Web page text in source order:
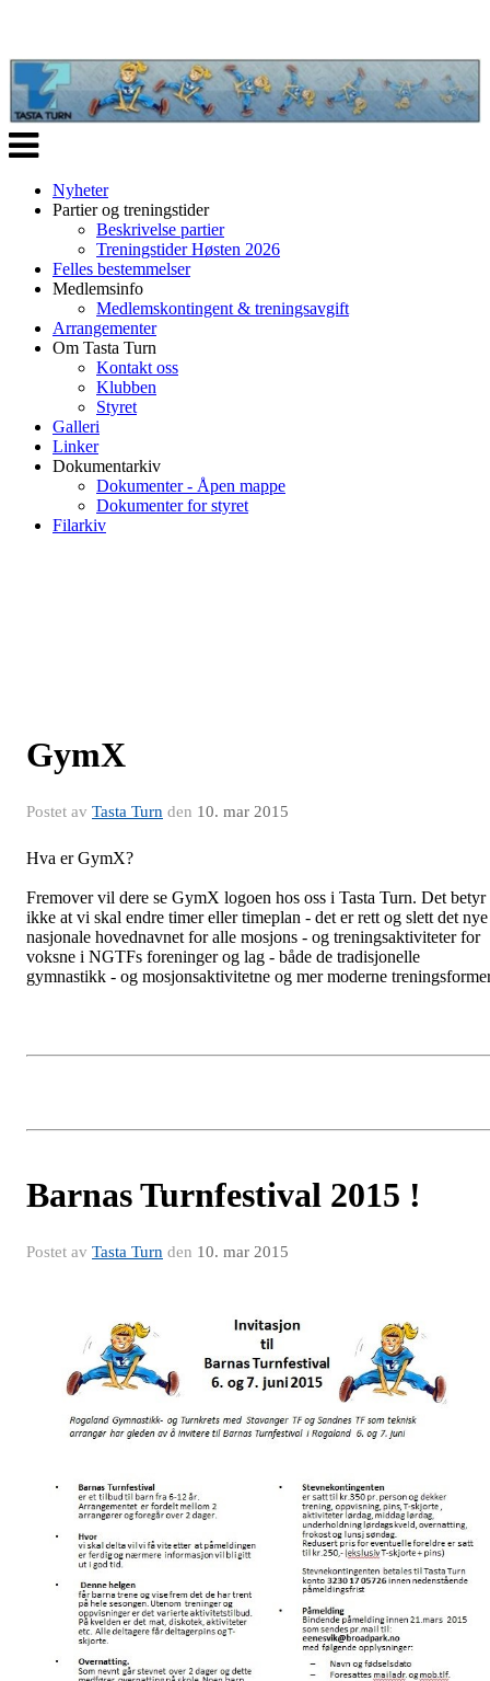
Veksle
navigasjon
Nyheter
Partier og treningstider
Beskrivelse partier
Treningstider Høsten 2026
Felles bestemmelser
Medlemsinfo
Medlemskontingent & treningsavgift
Arrangementer
Om Tasta Turn
Kontakt oss
Klubben
Styret
Galleri
Linker
Dokumentarkiv
Dokumenter - Åpen mappe
Dokumenter for styret
Filarkiv
GymX
Postet av Tasta Turn den 10. mar 2015
Hva er GymX?
Fremover vil dere se GymX logoen hos oss i Tasta Turn. Det betyr
ikke at vi skal endre timer eller timeplan - det er rett og slett det nye
nasjonale hovednavnet for alle mosjons - og treningsaktiviteter for
voksne i NGTFs foreninger og lag - både de tradisjonelle
gymnastikk - og mosjonsaktivitetne og mer moderne
Barnas Turnfestival 2015 !
Postet av Tasta Turn den 10. mar 2015